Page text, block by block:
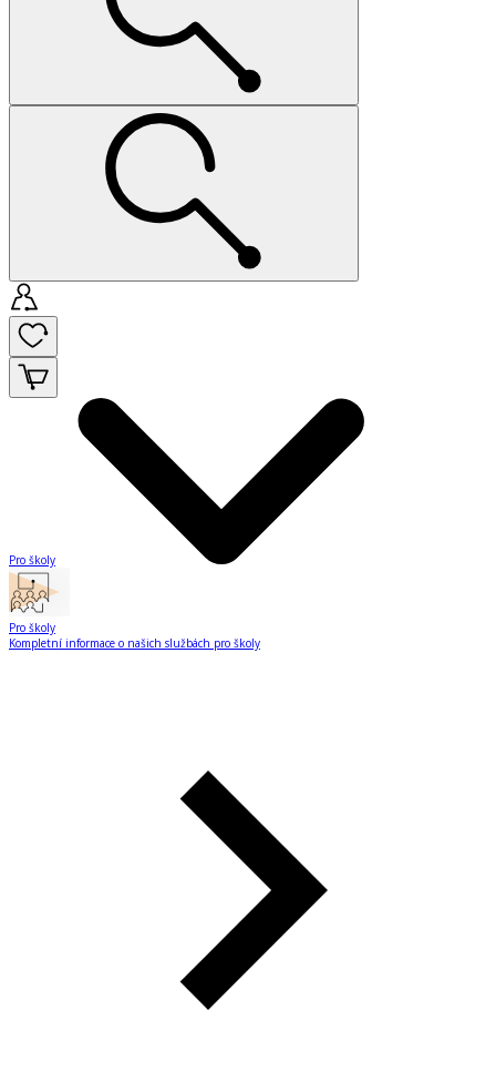
Pro školy
Pro školy
Kompletní informace o našich službách pro školy